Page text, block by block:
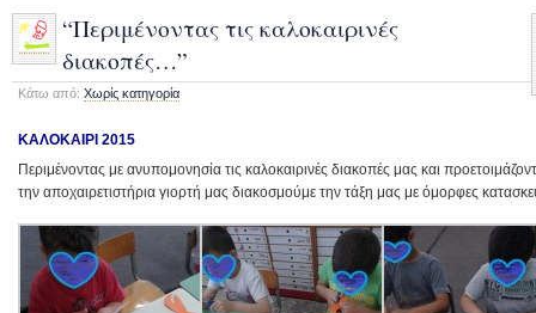
“Γλυκό
σταφύλι”
“Περιμένοντας τις καλοκαιρινές
διακοπές…”
Κάτω από: Χωρίς κατηγορία
ΚΑΛΟΚΑΙΡΙ 2015
Περιμένοντας με ανυπομονησία τις καλοκαιρινές διακοπές μας και
την αποχαιρετιστήρια γιορτή μας διακοσμούμε την τάξη μας με όμορφες